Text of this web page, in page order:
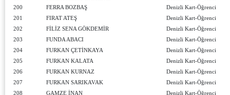
200
FERRA BOZBAŞ
Denizli Kart-Öğrenci
201
FIRAT ATEŞ
Denizli Kart-Öğrenci
202
FİLİZ SENA GÖKDEMİR
Denizli Kart-Öğrenci
203
FUNDA ABACI
Denizli Kart-Öğrenci
204
FURKAN ÇETİNKAYA
Denizli Kart-Öğrenci
205
FURKAN KALATA
Denizli Kart-Öğrenci
206
FURKAN KURNAZ
Denizli Kart-Öğrenci
207
FURKAN SARIKAVAK
Denizli Kart-Öğrenci
208
GAMZE İNAN
Denizli Kart-Öğrenci